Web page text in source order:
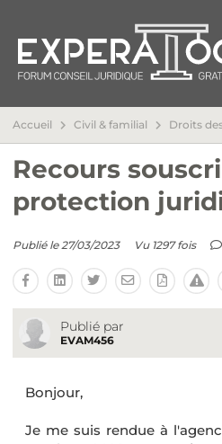
Accueil Civil & familial Droits
Recours
protection
Publié le 27/03/2023 Vu 1297 fois
Publié par
EVAM456
Bonjour,
Je me suis rendue à